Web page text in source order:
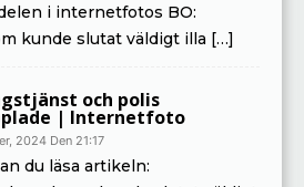
i internetfotos BO:
kunde slutat väldigt illa […]
och polis
| Internetfoto
2024 Den 21:17
du läsa artikeln: